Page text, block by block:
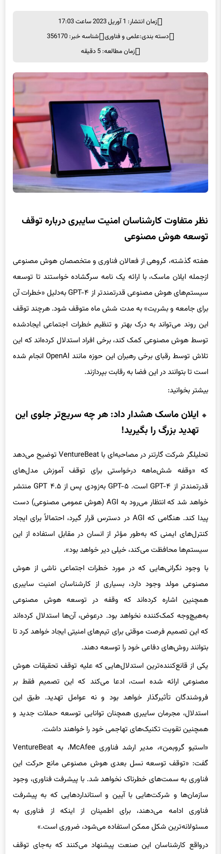
زمان انتشار: 1 آوریل 2023 ساعت 17:03
علمی و فناوری شناسه خبر: 356170
نظر متفاوت کارشناسان امنیت سایبری درباره توقف
هفته گذشته، گروهی از فعالان فناوری و متخصصان هوش مصنوعی
ازجمله ایلان ماسک، با ارائه یک نامه سرگشاده خواستند تا توسعه
سیستم‌های هوش ‌مصنوعی قدرتمندتر از GPT-۴ به‌دلیل «خطرات آن
برای جامعه و بشریت» به مدت شش ماه متوقف شود. هرچند توقف
این روند می‌تواند به درک بهتر و تنظیم خطرات اجتماعی ایجادشده
توسط هوش ‌مصنوعی کمک کند، برخی افراد استدلال کرده‌اند که این
است تا بتوانند در این فضا به رقابت بپردازند.
ایلان ماسک هشدار داد: هر چه سریع‌تر جلوی این
تحلیلگر شرکت گارتنر در مصاحبه‌ای با VentureBeat توضیح می‌دهد
که «وقفه شش‌ماهه درخواستی برای توقف آموزش مدل‌های
قدرتمندتر از GPT-۴ است. GPT-۵ به‌زودی پس از GPT ۴.۵ منتشر
خواهد شد که انتظار می‌رود به AGI (هوش عمومی مصنوعی) دست
پیدا کند. هنگامی که AGI در دسترس قرار گیرد، احتمالاً برای ایجاد
کنترل‌های ایمنی که به‌طور مؤثر از انسان در مقابل استفاده از این
سیستم‌ها محافظت می‌کند، خیلی دیر خواهد بود».
با وجود نگرانی‌هایی که در مورد خطرات اجتماعی ناشی از هوش
مصنوعی مولد وجود دارد، بسیاری از کارشناسان امنیت سایبری
همچنین اشاره کرده‌اند که وقفه در توسعه هوش ‌مصنوعی
به‌هیچ‌وجه کمک‌کننده نخواهد بود. درعوض، آن‌ها استدلال کرده‌اند
که این تصمیم فرصت موقتی برای تیم‌های امنیتی ایجاد خواهد کرد تا
بتوانند روش‌های دفاعی خود را توسعه دهند.
یکی از قانع‌کننده‌ترین استدلال‌هایی که علیه توقف تحقیقات هوش
مصنوعی ارائه شده است، ادعا می‌کند که این تصمیم فقط بر
فروشندگان تأثیرگذار خواهد بود و نه عوامل تهدید. طبق این
استدلال، مجرمان سایبری همچنان توانایی توسعه حملات جدید و
همچنین تقویت تکنیک‌های تهاجمی خود را خواهند داشت.
«استیو گروبمن»، مدیر ارشد فناوری McAfee، به VentureBeat
گفت: «توقف توسعه نسل بعدی هوش مصنوعی مانع حرکت این
فناوری به سمت‌های خطرناک نخواهد شد. با پیشرفت فناوری، وجود
سازمان‌ها و شرکت‌هایی با آیین و استانداردهایی که به پیشرفت
فناوری ادامه می‌دهند، برای اطمینان از اینکه از فناوری به
مسئولانه‌ترین شکل ممکن استفاده می‌شود، ضروری است.»